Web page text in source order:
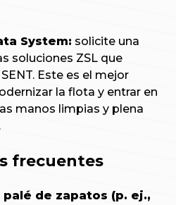
System: solicite una
soluciones ZSL que
Este es el mejor
la flota y entrar en
manos limpias y plena
frecuentes
de zapatos (p. ej.,